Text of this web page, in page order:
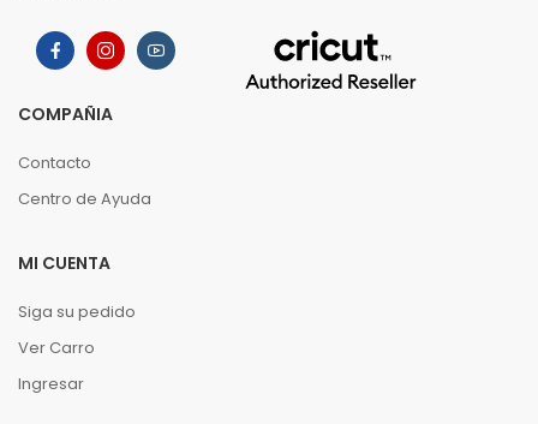
COMPAÑIA
Contacto
Centro de Ayuda
MI CUENTA
Siga su pedido
Ver Carro
Ingresar